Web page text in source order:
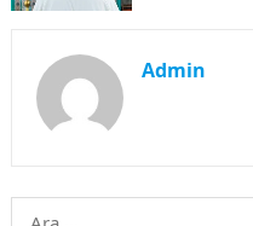
Admin
Arama: